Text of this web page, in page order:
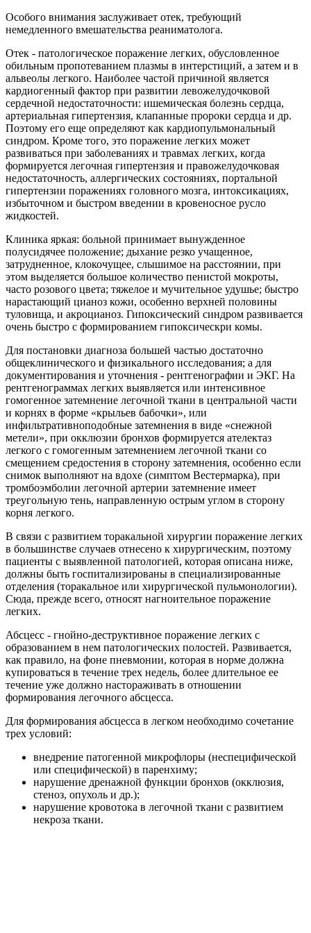
Особого внимания заслуживает отек, требующий
немедленного вмешательства реаниматолога.
Отек - патологическое поражение легких, обусловленное
обильным пропотеванием плазмы в интерстиций, а затем и в
альвеолы легкого. Наиболее частой причиной является
кардиогенный фактор при развитии левожелудочковой
сердечной недостаточности: ишемическая болезнь сердца,
артериальная гипертензия, клапанные пророки сердца и др.
Поэтому его еще определяют как кардиопульмональный
синдром. Кроме того, это поражение легких может
развиваться при заболеваниях и травмах легких, когда
формируется легочная гипертензия и правожелудочковая
недостаточность, аллергических состояниях, портальной
гипертензии поражениях головного мозга, интоксикациях,
избыточном и быстром введении в кровеносное русло
жидкостей.
Клиника яркая: больной принимает вынужденное
полусидячее положение; дыхание резко учащенное,
затрудненное, клокочущее, слышимое на расстоянии, при
этом выделяется большое количество пенистой мокроты,
часто розового цвета; тяжелое и мучительное удушье; быстро
нарастающий цианоз кожи, особенно верхней половины
туловища, и акроцианоз. Гипоксический синдром развивается
очень быстро с формированием гипоксическри комы.
Для постановки диагноза большей частью достаточно
общеклинического и физикального исследования; а для
документирования и уточнения - рентгенографии и ЭКГ. На
рентгенограммах легких выявляется или интенсивное
гомогенное затемнение легочной ткани в центральной части
и корнях в форме «крыльев бабочки», или
инфильтративноподобные затемнения в виде «снежной
метели», при окклюзии бронхов формируется ателектаз
легкого с гомогенным затемнением легочной ткани со
смещением средостения в сторону затемнения, особенно если
снимок выполняют на вдохе (симптом Вестермарка), при
тромбоэмболии легочной артерии затемнение имеет
треугольную тень, направленную острым углом в сторону
корня легкого.
В связи с развитием торакальной хирургии поражение легких
в большинстве случаев отнесено к хирургическим, поэтому
пациенты с выявленной патологией, которая описана ниже,
должны быть госпитализированы в специализированные
отделения (торакальное или хирургической пульмонологии).
Сюда, прежде всего, относят нагноительное поражение
легких.
Абсцесс - гнойно-деструктивное поражение легких с
образованием в нем патологических полостей. Развивается,
как правило, на фоне пневмонии, которая в норме должна
купироваться в течение трех недель, более длительное ее
течение уже должно настораживать в отношении
формирования легочного абсцесса.
Для формирования абсцесса в легком необходимо сочетание
трех условий:
внедрение патогенной микрофлоры (неспецифической
или специфической) в паренхиму;
нарушение дренажной функции бронхов (окклюзия,
стеноз, опухоль и др.);
нарушение кровотока в легочной ткани с развитием
некроза ткани.